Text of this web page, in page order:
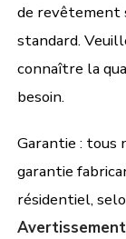
de revêtement
standard.
connaître la
besoin.
Garantie : tous
garantie
résidentiel,